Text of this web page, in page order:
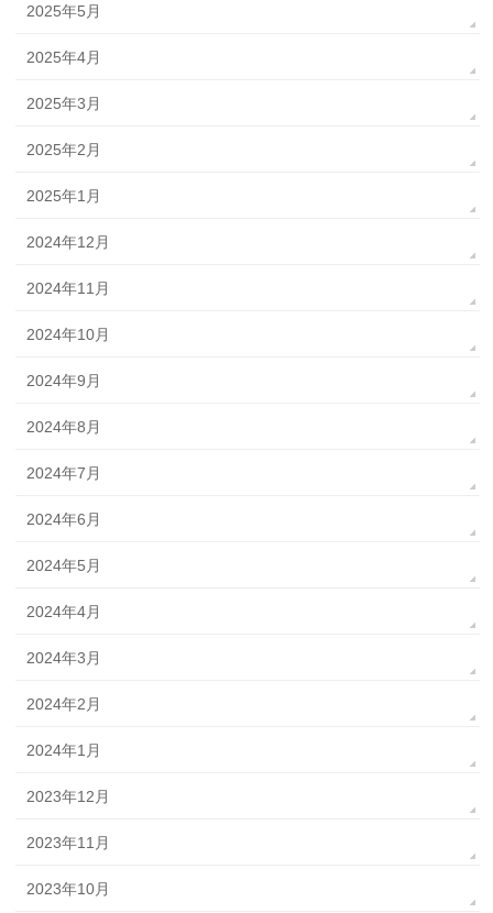
2025年5月
2025年4月
2025年3月
2025年2月
2025年1月
2024年12月
2024年11月
2024年10月
2024年9月
2024年8月
2024年7月
2024年6月
2024年5月
2024年4月
2024年3月
2024年2月
2024年1月
2023年12月
2023年11月
2023年10月